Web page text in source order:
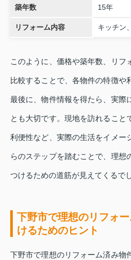
築年数 15年
リフォーム内容 キッチン
このように、価格や築年数、リフ
比較することで、各物件の特徴や
最後に、物件情報を得たら、実際
とも大切です。現地を訪れること
利便性など、実際の生活をイメー
らのステップを踏むことで、理想
つけるための道筋が見えてくるで
下野市で理想のリフォ
けるためのヒント
下野市で理想のリフォーム済み物